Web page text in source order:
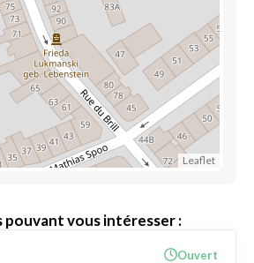
Leaflet
vous intéresser :
Ouvert